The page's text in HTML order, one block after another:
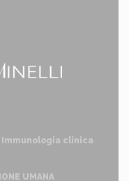
clinica
UMANA